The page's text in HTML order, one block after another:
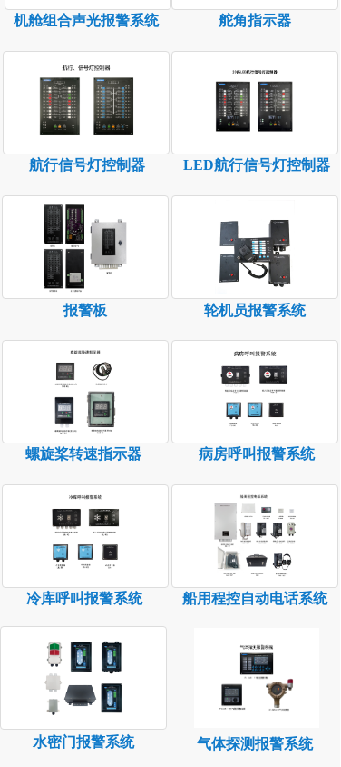
机舱组合声光报警系统 舵角指示器
航行信号灯控制器 LED航行信号灯控制器
报警板 轮机员报警系统
螺旋桨转速指示器 病房呼叫报警系统
冷库呼叫报警系统 船用程控自动电话系统
水密门报警系统 气体探测报警系统